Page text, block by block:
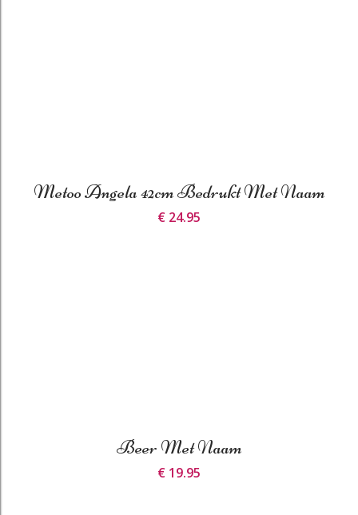
Metoo Angela 42cm Bedrukt Met Naam
€ 24.95
Beer Met Naam
€ 19.95